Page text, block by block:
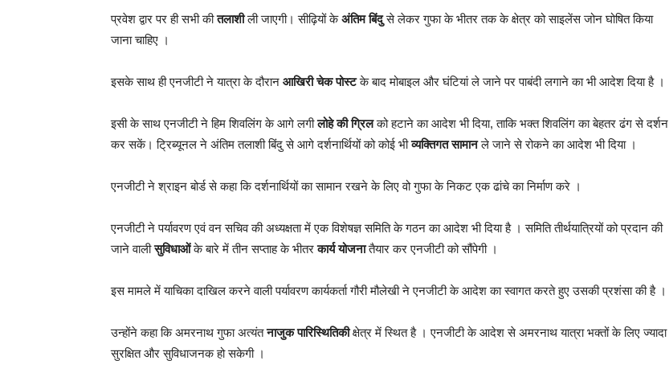
प्रवेश द्वार पर ही सभी कीतलाशीली जाएगी। सीढ़ियों केअंतिम बिंदुसे लेकर गुफा के भीतर तक के क्षेत्र को साइलेंस जोन घोषित किया
जाना चाहिए ।
इसके साथ ही एनजीटी ने यात्रा के दौरान आखिरी चेक पोस्टके बाद मोबाइल और घंटियां ले जाने पर पाबंदी लगाने का भी आदेश दिया है ।
इसी के साथ एनजीटी ने हिम शिवलिंग के आगे लगीलोहे की ग्रिलको हटाने का आदेश भी दिया, ताकि भक्त शिवलिंग का बेहतर ढंग से दर्शन
कर सकें। ट्रिब्यूनल ने अंतिम तलाशी बिंदु से आगे दर्शनार्थियों को कोई भीव्यक्तिगत सामानले जाने से रोकने का आदेश भी दिया ।
एनजीटी ने श्राइन बोर्ड से कहा कि दर्शनार्थियों का सामान रखने के लिए वो गुफा के निकट एक ढांचे का निर्माण करे ।
एनजीटी ने पर्यावरण एवं वन सचिव की अध्यक्षता में एक विशेषज्ञ समिति के गठन का आदेश भी दिया है । समिति तीर्थयात्रियों को प्रदान की
जाने वालीसुविधाओंके बारे में तीन सप्ताह के भीतरकार्य योजनातैयार कर एनजीटी को सौंपेगी ।
इस मामले में याचिका दाखिल करने वाली पर्यावरण कार्यकर्ता गौरी मौलेखी ने एनजीटी के आदेश का स्वागत करते हुए उसकी प्रशंसा की है ।
उन्होंने कहा कि अमरनाथ गुफा अत्यंतनाजुक पारिस्थितिकीक्षेत्र में स्थित है । एनजीटी के आदेश से अमरनाथ यात्रा भक्तों के लिए ज्यादा
सुरक्षित और सुविधाजनक हो सकेगी ।